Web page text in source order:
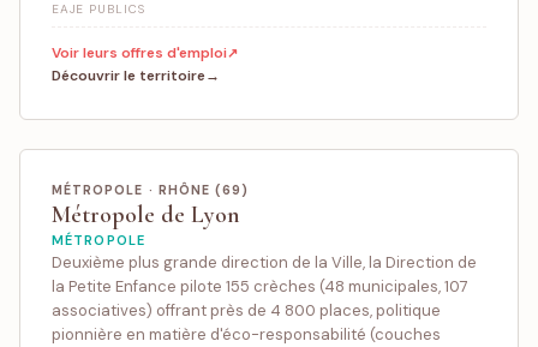
EAJE PUBLICS
Voir leurs offres d'emploi
Découvrir le territoire
MÉTROPOLE · RHÔNE (69)
Métropole de Lyon
MÉTROPOLE
Deuxième plus grande direction de la Ville, la Direction de
la Petite Enfance pilote 155 crèches (48 municipales, 107
associatives) offrant près de 4 800 places, politique
pionnière en matière d'éco-responsabilité (couches